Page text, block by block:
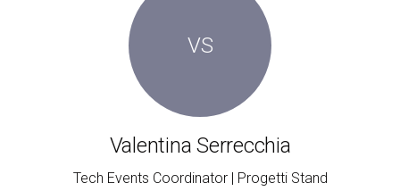
VS
Valentina Serrecchia
Tech Events Coordinator | Progetti Stand